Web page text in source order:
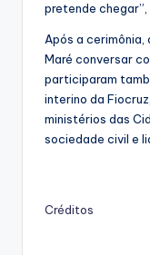
pretende
Após a cerimônia,
Maré conversar
participaram
interino da
ministérios das
sociedade civil e
Créditos